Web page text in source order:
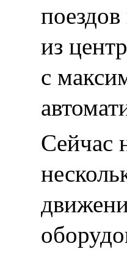
из
с
Сейчас